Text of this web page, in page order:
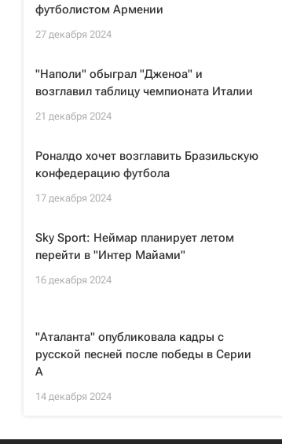
футболистом Армении
27 декабря 2024
"Наполи" обыграл "Дженоа" и
возглавил таблицу чемпионата Италии
21 декабря 2024
Роналдо хочет возглавить Бразильскую
конфедерацию футбола
17 декабря 2024
Sky Sport: Неймар планирует летом
перейти в "Интер Майами"
16 декабря 2024
"Аталанта" опубликовала кадры с
русской песней после победы в Серии
А
14 декабря 2024